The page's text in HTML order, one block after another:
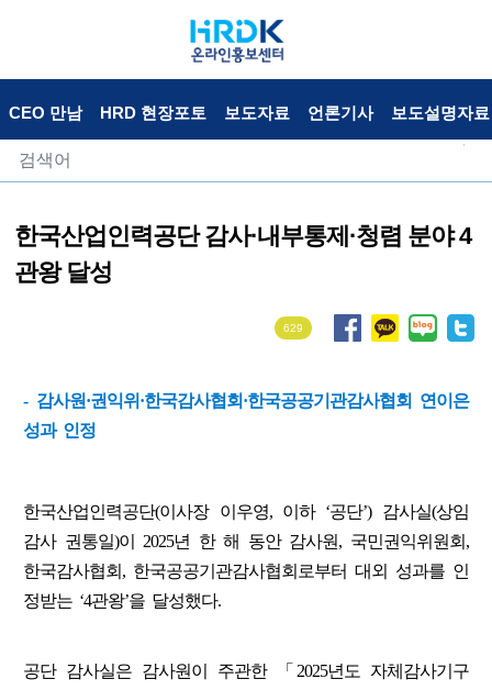
CEO 만남 HRD 현장포토 보도자료 언론기사 보도설명자료
한국산업인력공단 감사·내부통제·청렴 분야 4
관왕 달성
629
- 감사원·권익위·한국감사협회·한국공공기관감사협회 연이은
성과 인정
한국산업인력공단(이사장 이우영, 이하 ‘공단’) 감사실(상임
감사 권통일)이 2025년 한 해 동안 감사원, 국민권익위원회,
한국감사협회, 한국공공기관감사협회로부터 대외 성과를 인
정받는 ‘4관왕’을 달성했다.
공단 감사실은 감사원이 주관한 「2025년도 자체감사기구